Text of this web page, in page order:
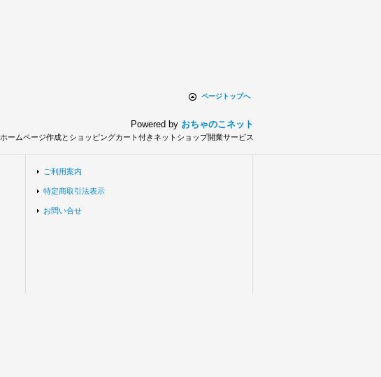
ページトップへ
Powered by おちゃのこネット
ホームページ作成とショッピングカート付きネットショップ開業サービス
ご利用案内
特定商取引法表示
お問い合せ